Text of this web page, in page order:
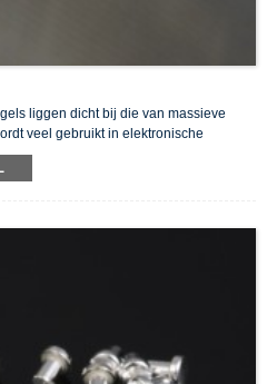
liggen dicht bij die van massieve
veel gebruikt in elektronische
relais, schakelaars, controllers